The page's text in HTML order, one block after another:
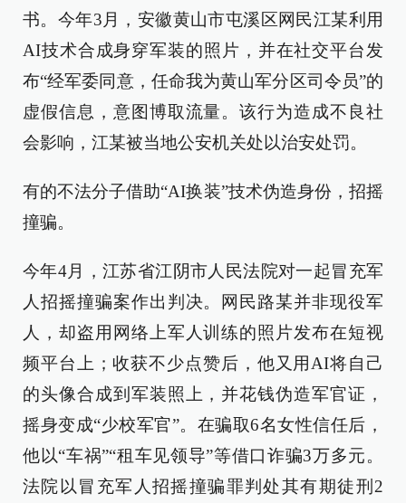
书。今年3月，安徽黄山市屯溪区网民江某利用
AI技术合成身穿军装的照片，并在社交平台发
布“经军委同意，任命我为黄山军分区司令员”的
虚假信息，意图博取流量。该行为造成不良社
会影响，江某被当地公安机关处以治安处罚。
有的不法分子借助“AI换装”技术伪造身份，招摇
撞骗。
今年4月，江苏省江阴市人民法院对一起冒充军
人招摇撞骗案作出判决。网民路某并非现役军
人，却盗用网络上军人训练的照片发布在短视
频平台上；收获不少点赞后，他又用AI将自己
的头像合成到军装照上，并花钱伪造军官证，
摇身变成“少校军官”。在骗取6名女性信任后，
他以“车祸”“租车见领导”等借口诈骗3万多元。
法院以冒充军人招摇撞骗罪判处其有期徒刑2